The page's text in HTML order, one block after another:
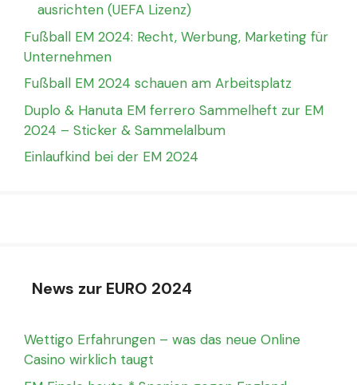
ausrichten (UEFA Lizenz)
Fußball EM 2024: Recht, Werbung, Marketing für
Unternehmen
Fußball EM 2024 schauen am Arbeitsplatz
Duplo & Hanuta EM ferrero Sammelheft zur EM
2024 – Sticker & Sammelalbum
Einlaufkind bei der EM 2024
News zur EURO 2024
Wettigo Erfahrungen – was das neue Online
Casino wirklich taugt